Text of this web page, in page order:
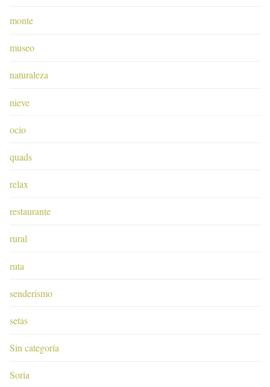
monte
museo
naturaleza
nieve
ocio
quads
relax
restaurante
rural
ruta
senderismo
setas
Sin categoría
Soria